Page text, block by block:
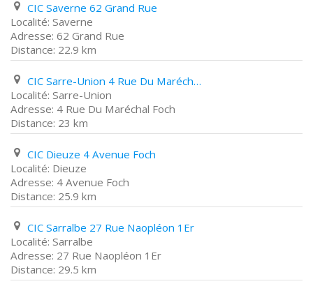
CIC Saverne 62 Grand Rue
Saverne
62 Grand Rue
22.9 km
CIC Sarre-Union 4 Rue Du Maréchal Foch
Sarre-Union
4 Rue Du Maréchal Foch
23 km
CIC Dieuze 4 Avenue Foch
Dieuze
4 Avenue Foch
25.9 km
CIC Sarralbe 27 Rue Naopléon 1Er
Sarralbe
27 Rue Naopléon 1Er
29.5 km